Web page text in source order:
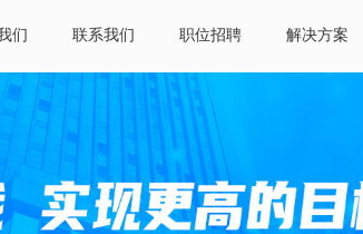
们 联系我们 职位招聘 解决方案